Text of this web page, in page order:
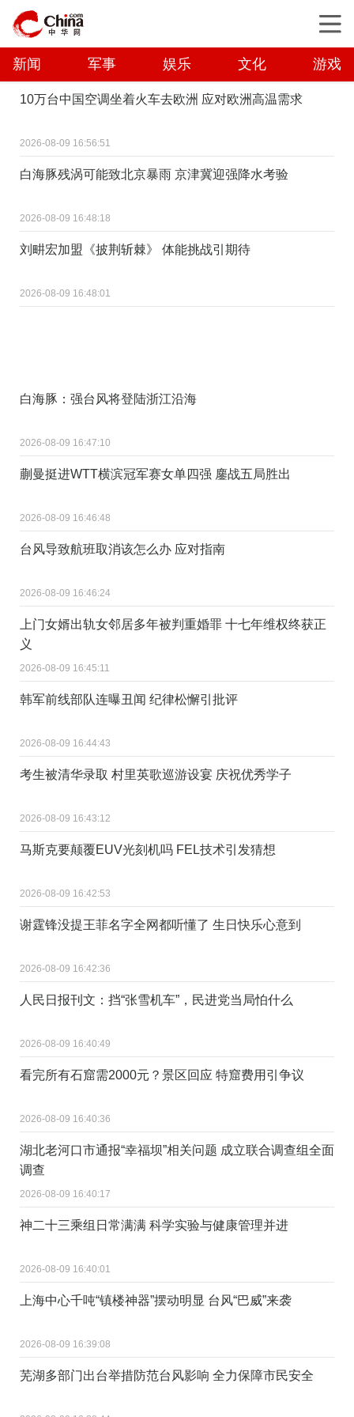
新闻 军事 娱乐 文化 游戏
10万台中国空调坐着火车去欧洲 应对欧洲高温需求
2026-08-09 16:56:51
白海豚残涡可能致北京暴雨 京津冀迎强降水考验
2026-08-09 16:48:18
刘畊宏加盟《披荆斩棘》 体能挑战引期待
2026-08-09 16:48:01
白海豚：强台风将登陆浙江沿海
2026-08-09 16:47:10
蒯曼挺进WTT横滨冠军赛女单四强 鏖战五局胜出
2026-08-09 16:46:48
台风导致航班取消该怎么办 应对指南
2026-08-09 16:46:24
上门女婿出轨女邻居多年被判重婚罪 十七年维权终获正
义
2026-08-09 16:45:11
韩军前线部队连曝丑闻 纪律松懈引批评
2026-08-09 16:44:43
考生被清华录取 村里英歌巡游设宴 庆祝优秀学子
2026-08-09 16:43:12
马斯克要颠覆EUV光刻机吗 FEL技术引发猜想
2026-08-09 16:42:53
谢霆锋没提王菲名字全网都听懂了 生日快乐心意到
2026-08-09 16:42:36
人民日报刊文：挡“张雪机车”，民进党当局怕什么
2026-08-09 16:40:49
看完所有石窟需2000元？景区回应 特窟费用引争议
2026-08-09 16:40:36
湖北老河口市通报“幸福坝”相关问题 成立联合调查组全面
调查
2026-08-09 16:40:17
神二十三乘组日常满满 科学实验与健康管理并进
2026-08-09 16:40:01
上海中心千吨“镇楼神器”摆动明显 台风“巴威”来袭
2026-08-09 16:39:08
芜湖多部门出台举措防范台风影响 全力保障市民安全